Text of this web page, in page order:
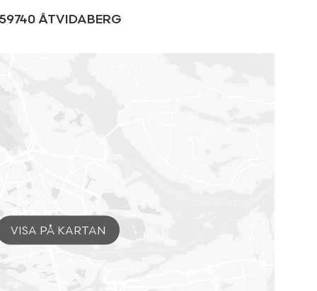
59740 ÅTVIDABERG
VISA PÅ KARTAN